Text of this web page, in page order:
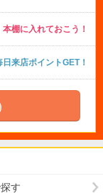
本棚に入れておこう！
日来店ポイントGET！
す